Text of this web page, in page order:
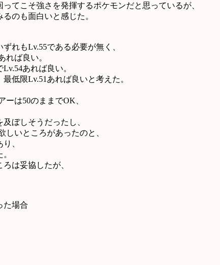
てこそ強さを発揮するポケモンだと思っているが、
のも面白いと感じた。
れもLv.55である必要が無く、
れば良い。
あれば良い。
低限Lv.51あれば良いと考えた。
は50のままでOK、
ぼしそうだったし、
しいところがあったのと、
、
は妥協したが、
た場合